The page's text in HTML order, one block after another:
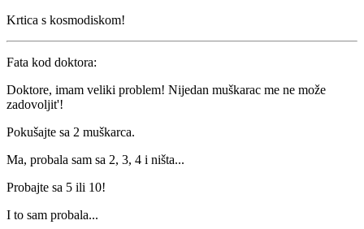
Krtica s kosmodiskom!
Fata kod doktora:
Doktore, imam veliki problem! Nijedan muškarac me ne može
zadovoljit'!
Pokušajte sa 2 muškarca.
Ma, probala sam sa 2, 3, 4 i ništa...
Probajte sa 5 ili 10!
I to sam probala...